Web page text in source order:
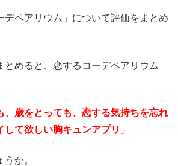
デペアリウム」について評価をまとめ
とめると、恋するコーデペアリウム
、歳をとっても、恋する気持ちを忘れ
て欲しい胸キュンアプリ」
か。